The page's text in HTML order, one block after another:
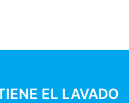
EL LAVADO